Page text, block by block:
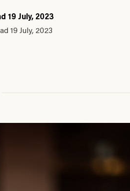
19 July, 2023
19 July, 2023